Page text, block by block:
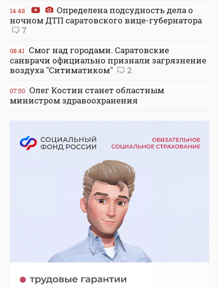
14:48
Определена подсудность дела о
ночном ДТП саратовского вице-губернатора
7
08:41 Смог над городами. Саратовские
санврачи официально признали загрязнение
воздуха "Ситиматиком"
2
07:50 Олег Костин станет областным
министром здравоохранения